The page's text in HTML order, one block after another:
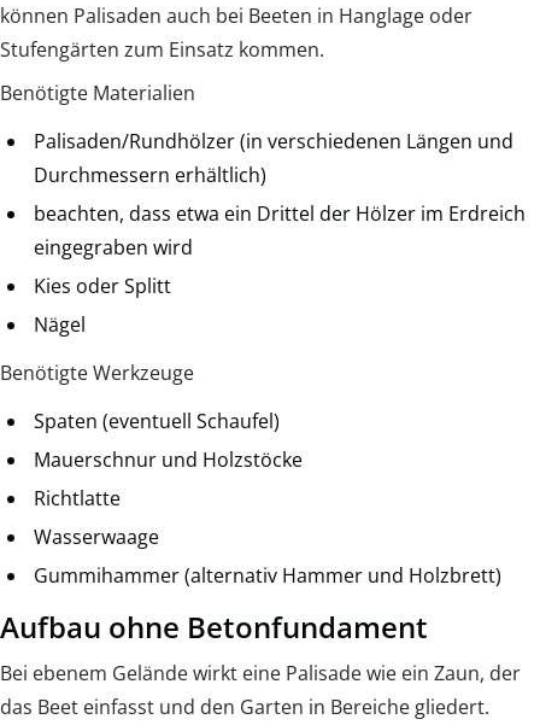
können Palisaden auch bei Beeten in Hanglage oder
Stufengärten zum Einsatz kommen.
Benötigte Materialien
Palisaden/Rundhölzer (in verschiedenen Längen und
Durchmessern erhältlich)
beachten, dass etwa ein Drittel der Hölzer im Erdreich
eingegraben wird
Kies oder Splitt
Nägel
Benötigte Werkzeuge
Spaten (eventuell Schaufel)
Mauerschnur und Holzstöcke
Richtlatte
Wasserwaage
Gummihammer (alternativ Hammer und Holzbrett)
Aufbau ohne Betonfundament
Bei ebenem Gelände wirkt eine Palisade wie ein Zaun, der
das Beet einfasst und den Garten in Bereiche gliedert.